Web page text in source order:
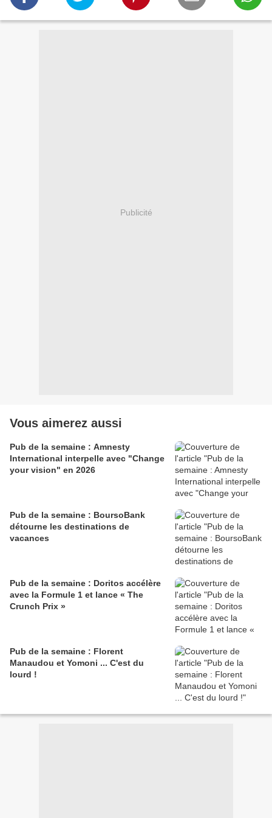
Publicité
Vous aimerez aussi
Pub de la semaine : Amnesty
International interpelle avec "Change
your vision" en 2026
Pub de la semaine : BoursoBank
détourne les destinations de
vacances
Pub de la semaine : Doritos accélère
avec la Formule 1 et lance « The
Crunch Prix »
Pub de la semaine : Florent
Manaudou et Yomoni ... C'est du
lourd !